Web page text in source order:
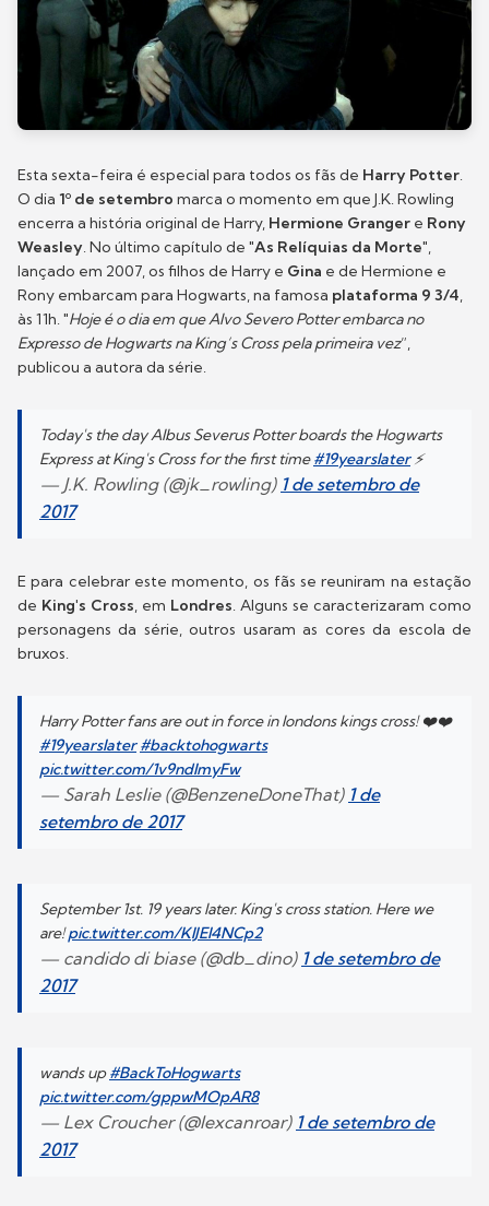
Esta sexta-feira é especial para todos os fãs de Harry Potter.
O dia 1º de setembro marca o momento em que J.K. Rowling
encerra a história original de Harry, Hermione Granger e Rony
Weasley. No último capítulo de "As Relíquias da Morte",
lançado em 2007, os filhos de Harry e Gina e de Hermione e
Rony embarcam para Hogwarts, na famosa plataforma 9 3/4,
às 11h. "Hoje é o dia em que Alvo Severo Potter embarca no
Expresso de Hogwarts na King’s Cross pela primeira vez”,
publicou a autora da série.
Today's the day Albus Severus Potter boards the Hogwarts
Express at King's Cross for the first time#19yearslater⚡️
— J.K. Rowling (@jk_rowling) 1 de setembro de
2017
E para celebrar este momento, os fãs se reuniram na estação
de King's Cross, em Londres. Alguns se caracterizaram como
personagens da série, outros usaram as cores da escola de
bruxos.
Harry Potter fans are out in force in londons kings cross! ❤️❤️
#19yearslater #backtohogwarts
pic.twitter.com/1v9ndImyFw
— Sarah Leslie (@BenzeneDoneThat) 1 de
setembro de 2017
September 1st. 19 years later. King's cross station. Here we
are!pic.twitter.com/KIJEl4NCp2
— candido di biase (@db_dino) 1 de setembro de
2017
wands up#BackToHogwarts
pic.twitter.com/gppwMOpAR8
— Lex Croucher (@lexcanroar) 1 de setembro de
2017